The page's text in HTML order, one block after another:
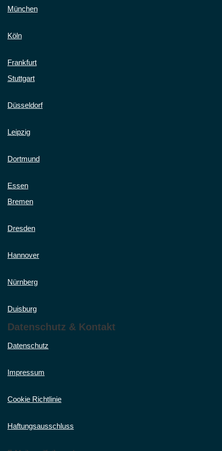
München
Köln
Frankfurt
Stuttgart
Düsseldorf
Leipzig
Dortmund
Essen
Bremen
Dresden
Hannover
Nürnberg
Duisburg
Datenschutz & Kontakt
Datenschutz
Impressum
Cookie Richtlinie
Haftungsausschluss